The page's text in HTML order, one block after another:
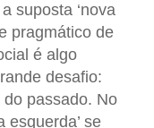
suposta ‘nova
pragmático de
é algo
desafio:
do passado. No
esquerda’ se